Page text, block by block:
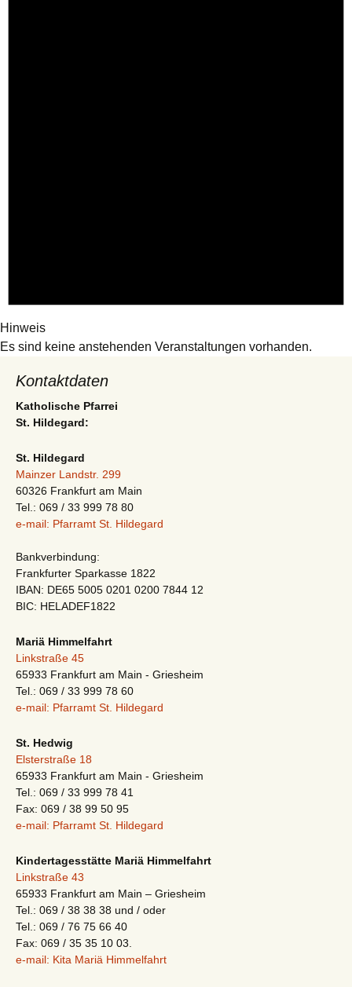
Hinweis
Es sind keine anstehenden Veranstaltungen vorhanden.
Kontaktdaten
Katholische Pfarrei
St. Hildegard:
St. Hildegard
Mainzer Landstr. 299
60326 Frankfurt am Main
Tel.: 069 / 33 999 78 80
e-mail: Pfarramt St. Hildegard
Bankverbindung:
Frankfurter Sparkasse 1822
IBAN: DE65 5005 0201 0200 7844 12
BIC: HELADEF1822
Mariä Himmelfahrt
Linkstraße 45
65933 Frankfurt am Main - Griesheim
Tel.: 069 / 33 999 78 60
e-mail: Pfarramt St. Hildegard
St. Hedwig
Elsterstraße 18
65933 Frankfurt am Main - Griesheim
Tel.: 069 / 33 999 78 41
Fax: 069 / 38 99 50 95
e-mail: Pfarramt St. Hildegard
Kindertagesstätte Mariä Himmelfahrt
Linkstraße 43
65933 Frankfurt am Main – Griesheim
Tel.: 069 / 38 38 38 und / oder
Tel.: 069 / 76 75 66 40
Fax: 069 / 35 35 10 03.
e-mail: Kita Mariä Himmelfahrt